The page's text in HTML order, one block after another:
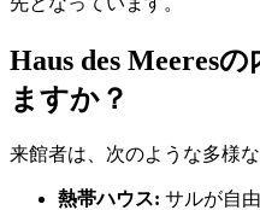
Haus des Meeres
ますか？
来館者は、次のような多様
熱帯ハウス: サルが自